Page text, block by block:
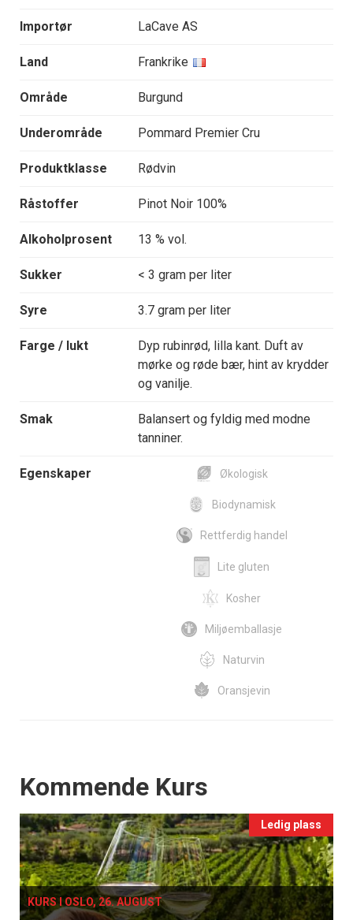
Importør LaCave AS
Land Frankrike
Område Burgund
Underområde Pommard Premier Cru
Produktklasse Rødvin
Råstoffer Pinot Noir 100%
Alkoholprosent 13 % vol.
Sukker < 3 gram per liter
Syre 3.7 gram per liter
Farge / lukt
Dyp rubinrød, lilla kant. Duft av
mørke og røde bær, hint av krydder
og vanilje.
Smak
Balansert og fyldig med modne
tanniner.
Egenskaper Økologisk
Biodynamisk
Rettferdig handel
Lite gluten
Kosher
Miljøemballasje
Naturvin
Oransjevin
Events
Kommende Kurs
Ledig plass
KURS I OSLO, 26. AUGUST